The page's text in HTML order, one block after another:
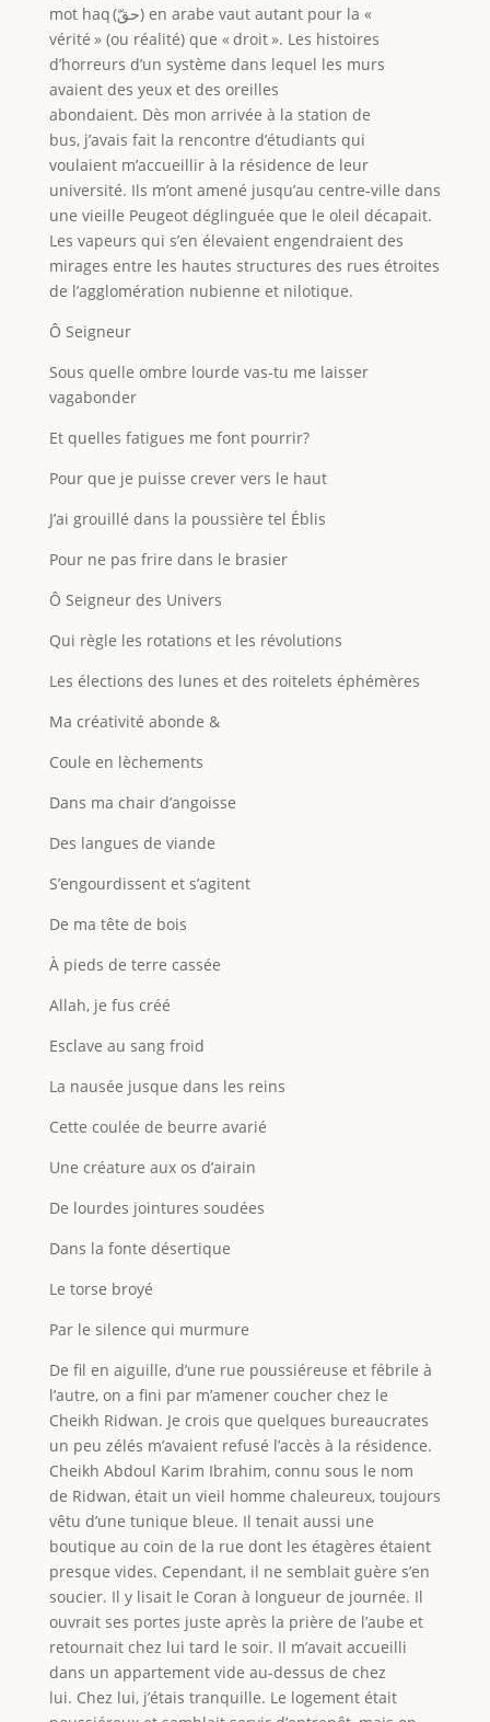
mot haq (حقّ) en arabe vaut autant pour la «
vérité » (ou réalité) que « droit ». Les histoires
d’horreurs d’un système dans lequel les murs
avaient des yeux et des oreilles
abondaient. Dès mon arrivée à la station de
bus, j’avais fait la rencontre d’étudiants qui
voulaient m’accueillir à la résidence de leur
université. Ils m’ont amené jusqu’au centre-ville dans
une vieille Peugeot déglinguée que le oleil décapait.
Les vapeurs qui s’en élevaient engendraient des
mirages entre les hautes structures des rues étroites
de l’agglomération nubienne et nilotique.
Ô Seigneur
Sous quelle ombre lourde vas-tu me laisser
vagabonder
Et quelles fatigues me font pourrir?
Pour que je puisse crever vers le haut
J’ai grouillé dans la poussière tel Éblis
Pour ne pas frire dans le brasier
Ô Seigneur des Univers
Qui règle les rotations et les révolutions
Les élections des lunes et des roitelets éphémères
Ma créativité abonde &
Coule en lèchements
Dans ma chair d’angoisse
Des langues de viande
S’engourdissent et s’agitent
De ma tête de bois
À pieds de terre cassée
Allah, je fus créé
Esclave au sang froid
La nausée jusque dans les reins
Cette coulée de beurre avarié
Une créature aux os d’airain
De lourdes jointures soudées
Dans la fonte désertique
Le torse broyé
Par le silence qui murmure
De fil en aiguille, d’une rue poussiéreuse et fébrile à
l’autre, on a fini par m’amener coucher chez le
Cheikh Ridwan. Je crois que quelques bureaucrates
un peu zélés m’avaient refusé l’accès à la résidence.
Cheikh Abdoul Karim Ibrahim, connu sous le nom
de Ridwan, était un vieil homme chaleureux, toujours
vêtu d’une tunique bleue. Il tenait aussi une
boutique au coin de la rue dont les étagères étaient
presque vides. Cependant, il ne semblait guère s’en
soucier. Il y lisait le Coran à longueur de journée. Il
ouvrait ses portes juste après la prière de l’aube et
retournait chez lui tard le soir. Il m’avait accueilli
dans un appartement vide au-dessus de chez
lui. Chez lui, j’étais tranquille. Le logement était